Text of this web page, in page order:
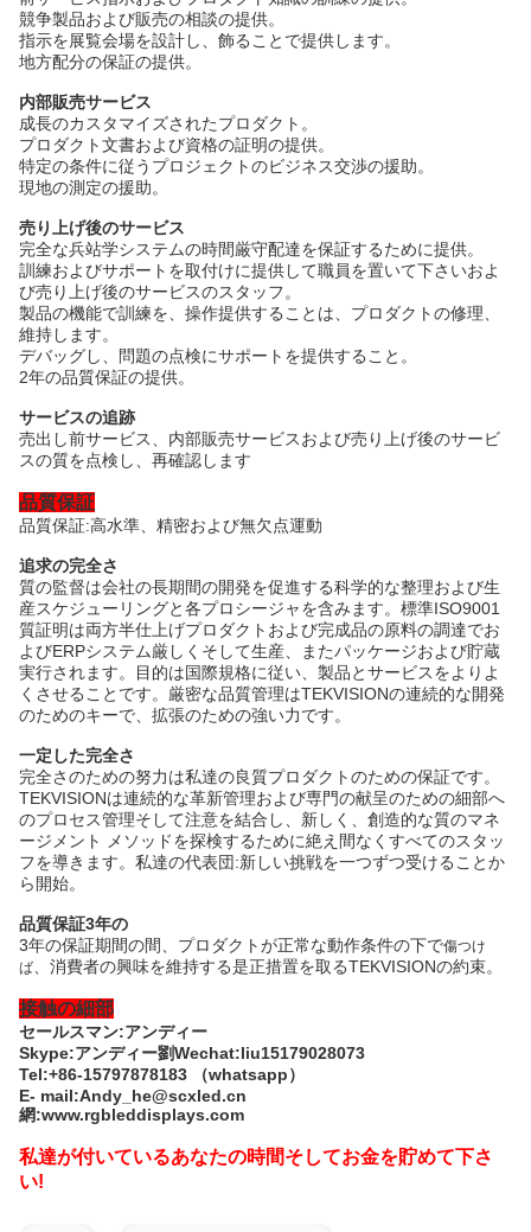
競争製品および販売の相談の提供。
指示を展覧会場を設計し、飾ることで提供します。
地方配分の保証の提供。
内部販売サービス
成長のカスタマイズされたプロダクト。
プロダクト文書および資格の証明の提供。
特定の条件に従うプロジェクトのビジネス交渉の援助。
現地の測定の援助。
売り上げ後のサービス
完全な兵站学システムの時間厳守配達を保証するために提供。
訓練およびサポートを取付けに提供して職員を置いて下さいおよ
び売り上げ後のサービスのスタッフ。
製品の機能で訓練を、操作提供することは、プロダクトの修理、
維持します。
デバッグし、問題の点検にサポートを提供すること。
2年の品質保証の提供。
サービスの追跡
売出し前サービス、内部販売サービスおよび売り上げ後のサービ
スの質を点検し、再確認します
品質保証
品質保証:高水準、精密および無欠点運動
追求の完全さ
質の監督は会社の長期間の開発を促進する科学的な整理および生
産スケジューリングと各プロシージャを含みます。標準ISO9001
質証明は両方半仕上げプロダクトおよび完成品の原料の調達でお
よびERPシステム厳しくそして生産、またパッケージおよび貯蔵
実行されます。目的は国際規格に従い、製品とサービスをよりよ
くさせることです。厳密な品質管理はTEKVISIONの連続的な開発
のためのキーで、拡張のための強い力です。
一定した完全さ
完全さのための努力は私達の良質プロダクトのための保証です。
TEKVISIONは連続的な革新管理および専門の献呈のための細部へ
のプロセス管理そして注意を結合し、新しく、創造的な質のマネ
ージメント メソッドを探検するために絶え間なくすべてのスタッ
フを導きます。私達の代表団:新しい挑戦を一つずつ受けることか
ら開始。
品質保証3年の
3年の保証期間の間、プロダクトが正常な動作条件の下で傷つけ
ば 、消費者の興味を維持する是正措置を取るTEKVISIONの約束。
接触の細部
セールスマン:アンディー
Skype:アンディー劉Wechat:liu15179028073
Tel:+86-15797878183 （whatsapp）
E- mail:Andy_he@scxled.cn
網:www.rgbleddisplays.com
私達が付いているあなたの時間そしてお金を貯めて下さ
い!